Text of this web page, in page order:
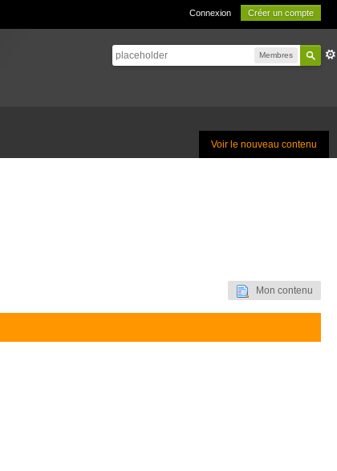
Connexion Créer un compte
Membres
Voir le nouveau contenu
Mon contenu